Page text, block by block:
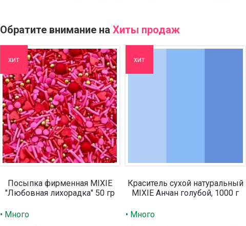
Обратите внимание на Хиты продаж
хит
Посыпка фирменная MIXIE
"Любовная лихорадка" 50 гр
• Много
хит
Краситель сухой натуральный
MIXIE Анчан голубой, 1000 г
• Много